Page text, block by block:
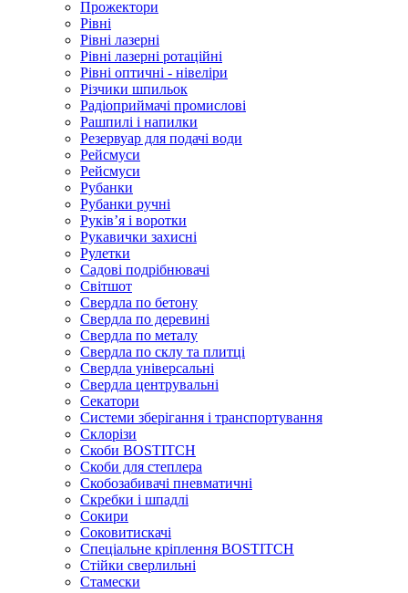
Прожектори
Рівні
Рівні лазерні
Рівні лазерні ротаційні
Рівні оптичні - нівеліри
Різчики шпильок
Радіоприймачі промислові
Рашпилі і напилки
Резервуар для подачі води
Рейсмуси
Рейсмуси
Рубанки
Рубанки ручні
Руківʼя і воротки
Рукавички захисні
Рулетки
Садові подрібнювачі
Світшот
Свердла по бетону
Свердла по деревині
Свердла по металу
Свердла по склу та плитці
Свердла універсальні
Свердла центрувальні
Секатори
Системи зберігання і транспортування
Склорізи
Скоби BOSTITCH
Скоби для степлера
Скобозабивачі пневматичні
Скребки і шпадлі
Сокири
Соковитискачі
Спеціальне кріплення BOSTITCH
Стійки сверлильні
Стамески